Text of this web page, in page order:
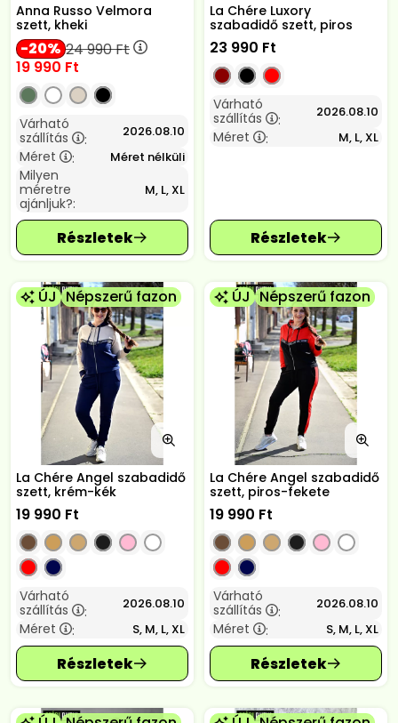
Anna Russo Velmora
szett, kheki
20 24 990Ft
19 990 Ft
Várható
szállítás
: 2026.08.10
Méret : Méret nélküli
Milyen
méretre
ajánljuk?:
M, L, XL
La Chére Luxory
szabadidő szett, piros
23 990 Ft
Várható
szállítás
: 2026.08.10
Méret : M, L, XL
ÚJ Népszerű fazon
La Chére Angel szabadidő
szett, krém-kék
19 990 Ft
Várható
szállítás
: 2026.08.10
Méret : S, M, L, XL
ÚJ Népszerű fazon
La Chére Angel szabadidő
szett, piros-fekete
19 990 Ft
Várható
szállítás
: 2026.08.10
Méret : S, M, L, XL